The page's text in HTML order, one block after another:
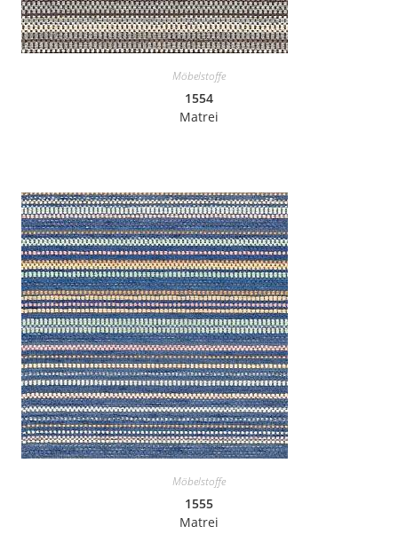
Möbelstoffe
1554
Matrei
Möbelstoffe
1555
Matrei